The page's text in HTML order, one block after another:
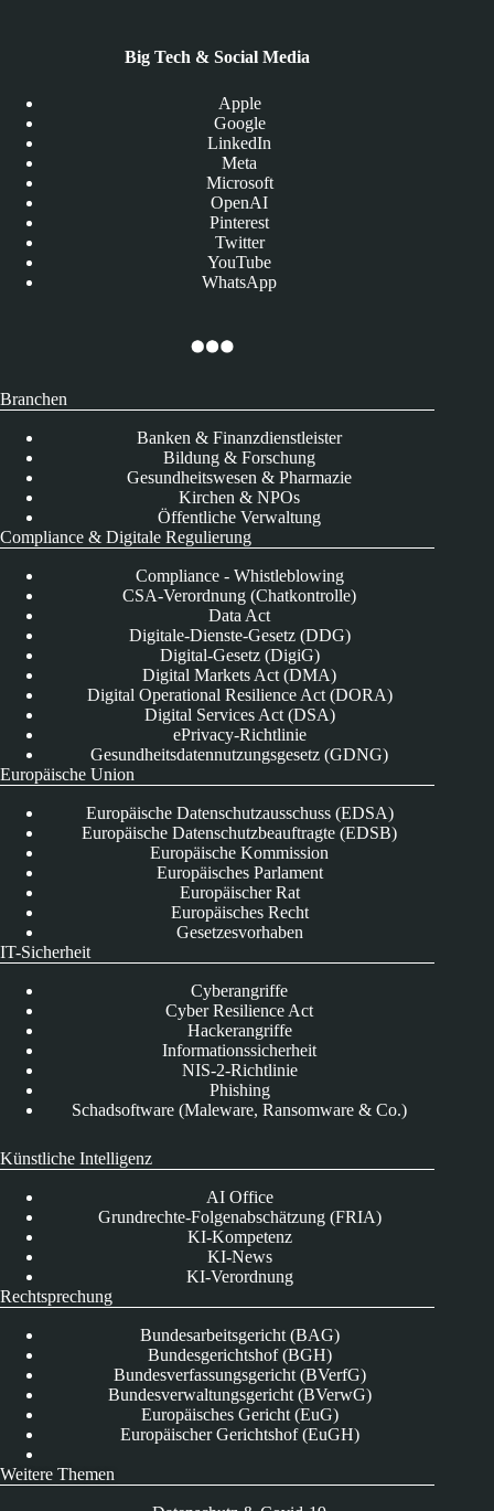
Big Tech & Social Media
Apple
Google
LinkedIn
Meta
Microsoft
OpenAI
Pinterest
Twitter
YouTube
WhatsApp
Branchen
Banken & Finanzdienstleister
Bildung & Forschung
Gesundheitswesen & Pharmazie
Kirchen & NPOs
Öffentliche Verwaltung
Compliance & Digitale Regulierung
Compliance - Whistleblowing
CSA-Verordnung (Chatkontrolle)
Data Act
Digitale-Dienste-Gesetz (DDG)
Digital-Gesetz (DigiG)
Digital Markets Act (DMA)
Digital Operational Resilience Act (DORA)
Digital Services Act (DSA)
ePrivacy-Richtlinie
Gesundheitsdatennutzungsgesetz (GDNG)
Europäische Union
Europäische Datenschutzausschuss (EDSA)
Europäische Datenschutzbeauftragte (EDSB)
Europäische Kommission
Europäisches Parlament
Europäischer Rat
Europäisches Recht
Gesetzesvorhaben
IT-Sicherheit
Cyberangriffe
Cyber Resilience Act
Hackerangriffe
Informationssicherheit
NIS-2-Richtlinie
Phishing
Schadsoftware (Maleware, Ransomware & Co.)
Künstliche Intelligenz
AI Office
Grundrechte-Folgenabschätzung (FRIA)
KI-Kompetenz
KI-News
KI-Verordnung
Rechtsprechung
Bundesarbeitsgericht (BAG)
Bundesgerichtshof (BGH)
Bundesverfassungsgericht (BVerfG)
Bundesverwaltungsgericht (BVerwG)
Europäisches Gericht (EuG)
Europäischer Gerichtshof (EuGH)
Weitere Themen